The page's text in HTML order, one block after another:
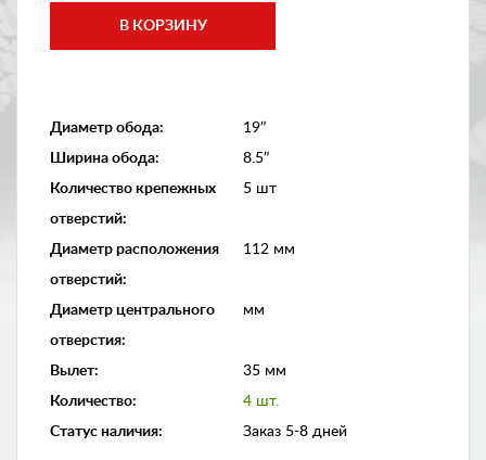
Диаметр обода:
19″
Ширина обода:
8.5″
Количество крепежных
отверстий:
5 шт
Диаметр расположения
отверстий:
112 мм
Диаметр центрального
отверстия:
мм
Вылет:
35 мм
Количество:
4 шт.
Статус наличия: Заказ 5-8 дней